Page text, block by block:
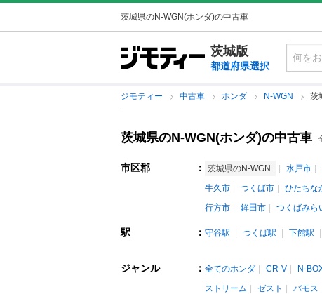
茨城県のN-WGN(ホンダ)の中古車
茨城版
都道府県選択
ジモティー 中古車 ホンダ N-WGN 茨
茨城県のN-WGN(ホンダ)の中古車
市区郡 ： 茨城県のN-WGN 水戸市
牛久市
つくば市 ひたちな
行方市
鉾田市 つくばみら
駅 ： 守谷駅 つくば駅 下館駅
ジャンル ： 全てのホンダ CR-V N-
ストリーム
ゼスト バモス